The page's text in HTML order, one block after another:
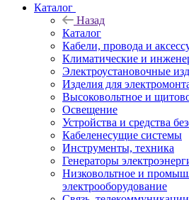
Каталог
Назад
Каталог
Кабели, провода и
Климатические и
Электроустановочные
Изделия для
Высоковольтное и
Освещение
Устройства и средства
Кабеленесущие системы
Инструменты, техника
Генераторы
Низковольтное и
электрооборудование